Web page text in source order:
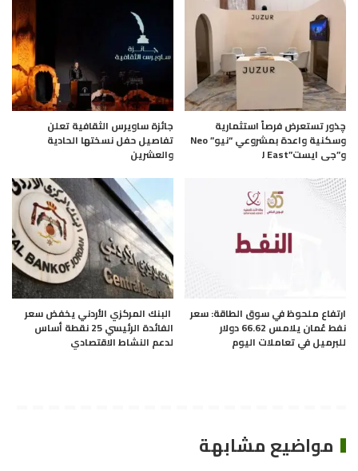
چذور تستعرض فرصاً استثمارية
وسكنية واعدة بمشروعي “نيو” Neo
و”جى ايست”J East
جائزة ساويرس الثقافية تعلن
تفاصيل حفل نسختها الحادية
والعشرين
ارتفاع ملحوظ في سوق الطاقة: سعر
نفط عُمان يلامس 66.62 دولار
للبرميل في تعاملات اليوم
البنك المركزي الأردني يخفض سعر
الفائدة الرئيسي 25 نقطة أساس
لدعم النشاط الاقتصادي
مواضيع مشابهة